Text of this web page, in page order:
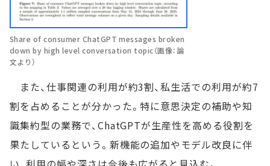
Share of consumer ChatGPT messages broken
down by high level conversation topic（画像：論
文より）
また、仕事関連の利用が約3割、私生活での利用が約7
割を占めることが分かった。特に意思決定の補助や知
識集約型の業務で、ChatGPTが生産性を高める役割を
果たしているという。新機能の追加やモデル改良に伴